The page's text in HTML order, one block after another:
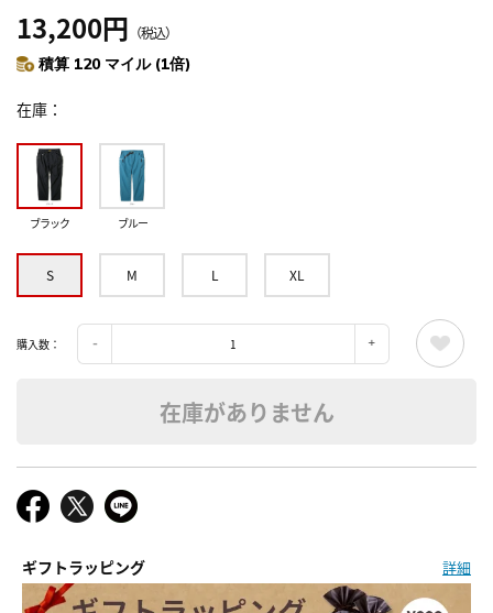
13,200円 （税込）
積算 120 マイル (1倍)
在庫
ブラック ブルー
S M L XL
購入数：
在庫がありません
ギフトラッピング 詳細